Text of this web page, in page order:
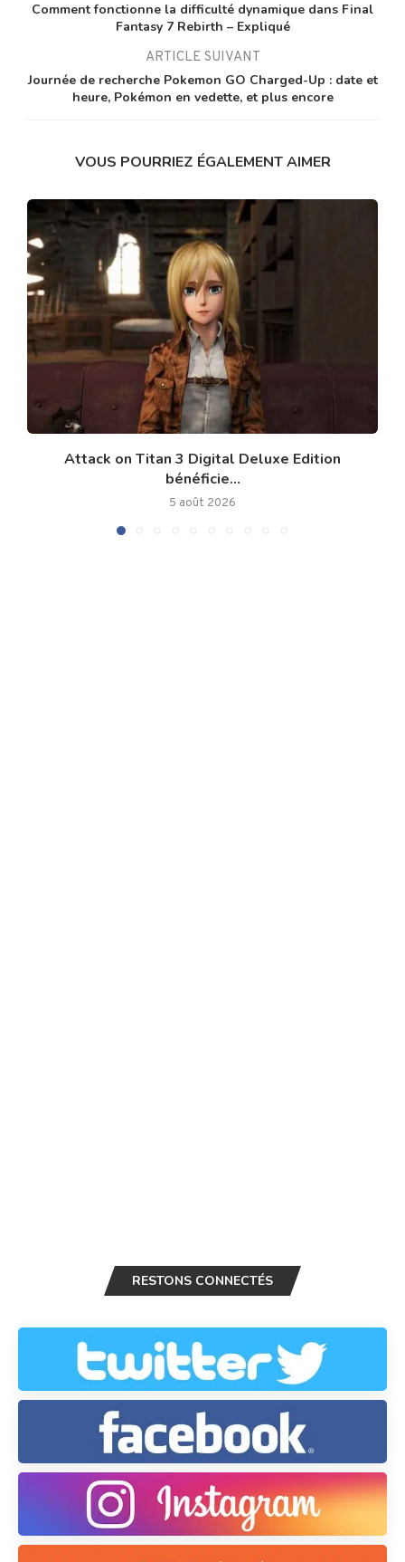
Comment fonctionne la difficulté dynamique dans Final
Fantasy 7 Rebirth – Expliqué
ARTICLE SUIVANT
Journée de recherche Pokemon GO Charged-Up : date et
heure, Pokémon en vedette, et plus encore
VOUS POURRIEZ ÉGALEMENT AIMER
Attack on Titan 3 Digital Deluxe Edition
bénéficie...
5 août 2026
RESTONS CONNECTÉS